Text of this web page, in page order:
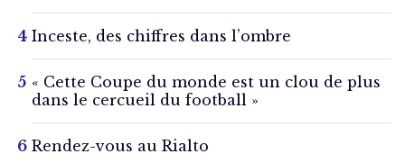
Inceste, des chiffres dans l’ombre
« Cette Coupe du monde est un clou de plus
dans le cercueil du football »
Rendez-vous au Rialto